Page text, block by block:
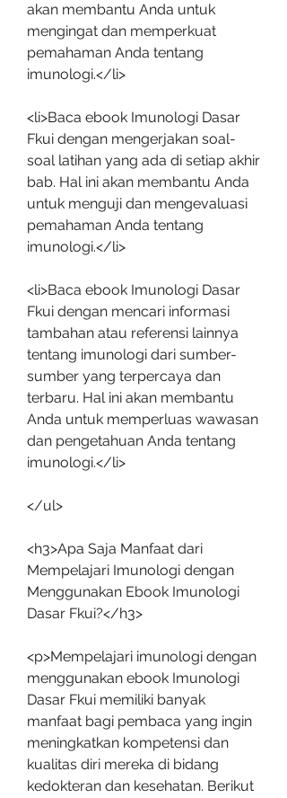
akan membantu Anda untuk
mengingat dan memperkuat
pemahaman Anda tentang
imunologi.</li>
<li>Baca ebook Imunologi Dasar
Fkui dengan mengerjakan soal-
soal latihan yang ada di setiap akhir
bab. Hal ini akan membantu Anda
untuk menguji dan mengevaluasi
pemahaman Anda tentang
imunologi.</li>
<li>Baca ebook Imunologi Dasar
Fkui dengan mencari informasi
tambahan atau referensi lainnya
tentang imunologi dari sumber-
sumber yang terpercaya dan
terbaru. Hal ini akan membantu
Anda untuk memperluas wawasan
dan pengetahuan Anda tentang
imunologi.</li>
</ul>
<h3>Apa Saja Manfaat dari
Mempelajari Imunologi dengan
Menggunakan Ebook Imunologi
Dasar Fkui?</h3>
<p>Mempelajari imunologi dengan
menggunakan ebook Imunologi
Dasar Fkui memiliki banyak
manfaat bagi pembaca yang ingin
meningkatkan kompetensi dan
kualitas diri mereka di bidang
kedokteran dan kesehatan. Berikut